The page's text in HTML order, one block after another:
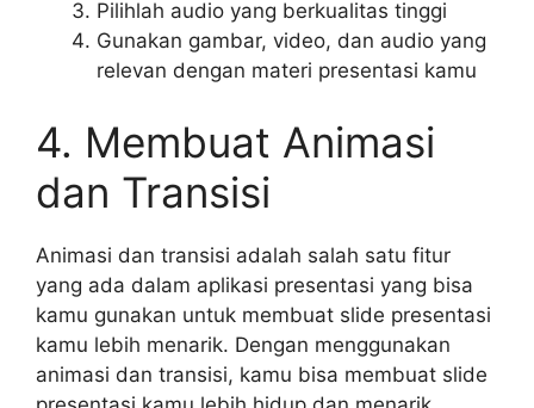
Pilihlah audio yang berkualitas tinggi
Gunakan gambar, video, dan audio yang
relevan dengan materi presentasi kamu
4. Membuat Animasi
dan Transisi
Animasi dan transisi adalah salah satu fitur
yang ada dalam aplikasi presentasi yang bisa
kamu gunakan untuk membuat slide presentasi
kamu lebih menarik. Dengan menggunakan
animasi dan transisi, kamu bisa membuat slide